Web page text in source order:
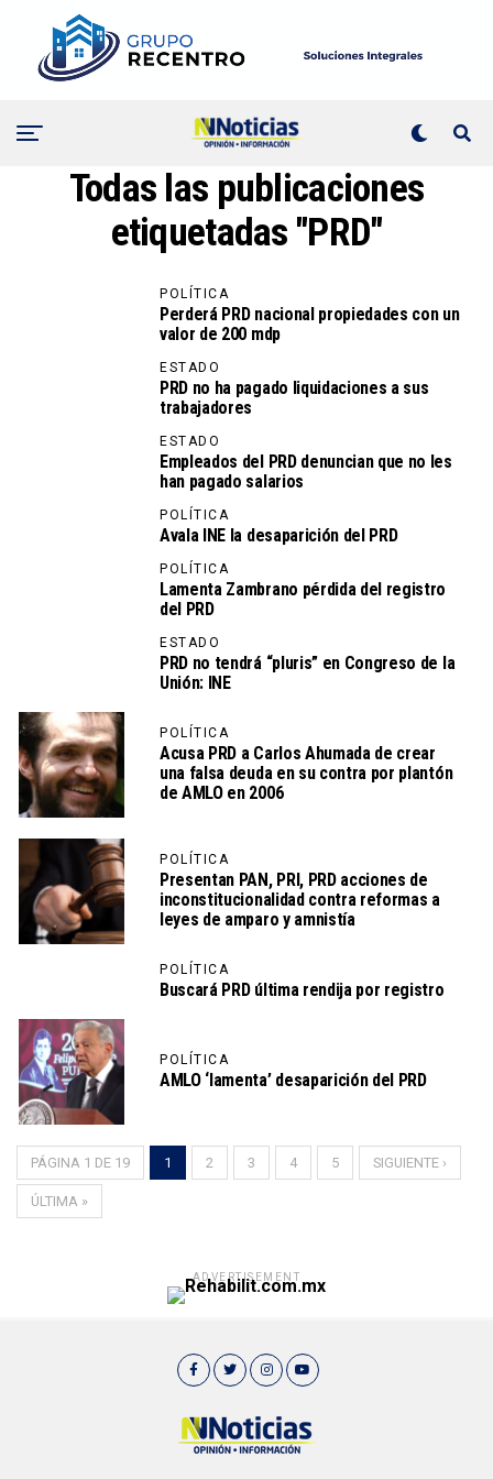
Todas las publicaciones
etiquetadas "PRD"
POLÍTICA
Perderá PRD nacional propiedades con un
valor de 200 mdp
ESTADO
PRD no ha pagado liquidaciones a sus
trabajadores
ESTADO
Empleados del PRD denuncian que no les
han pagado salarios
POLÍTICA
Avala INE la desaparición del PRD
POLÍTICA
Lamenta Zambrano pérdida del registro
del PRD
ESTADO
PRD no tendrá “pluris” en Congreso de la
Unión: INE
POLÍTICA
Acusa PRD a Carlos Ahumada de crear
una falsa deuda en su contra por plantón
de AMLO en 2006
POLÍTICA
Presentan PAN, PRI, PRD acciones de
inconstitucionalidad contra reformas a
leyes de amparo y amnistía
POLÍTICA
Buscará PRD última rendija por registro
POLÍTICA
AMLO ‘lamenta’ desaparición del PRD
PÁGINA 1 DE 19 1 2 3 4 5 SIGUIENTE ›
ÚLTIMA »
ADVERTISEMENT